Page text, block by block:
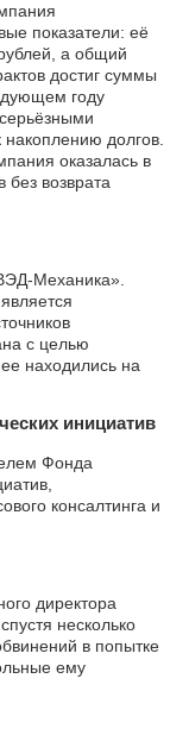
показатели: её
а общий
достиг суммы
году
долгов.
оказалась в
без возврата
Механика».
с целью
находились на
инициатив
Фонда
консалтинга и
директора
несколько
в попытке
ему